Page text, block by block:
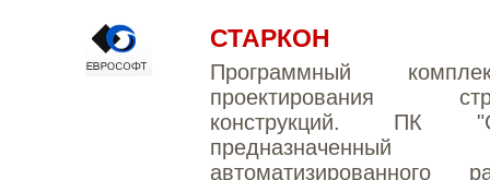
СТАРКОН
Программный
проектирования
конструкций. ПК
автоматизированного